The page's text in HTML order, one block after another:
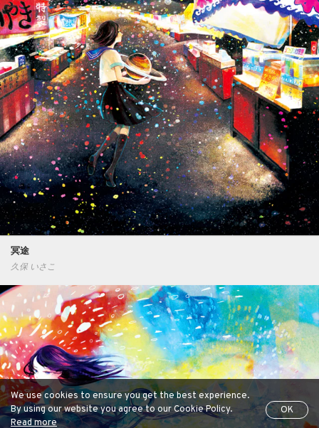
冥途
久保 いさこ
We use cookies to ensure you get the best experience.
By using our website you agree to our Cookie Policy.
Read more
OK